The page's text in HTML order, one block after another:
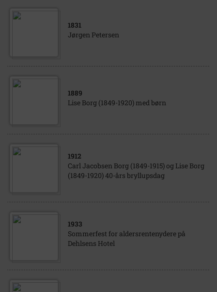
1831
Jørgen Petersen
1889
Lise Borg (1849-1920) med børn
1912
Carl Jacobsen Borg (1849-1915) og Lise Borg
(1849-1920) 40-års bryllupsdag
1933
Sommerfest for aldersrentenydere på
Dehlsens Hotel